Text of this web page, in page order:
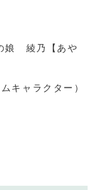
娘 綾乃【あや
キャラクター）